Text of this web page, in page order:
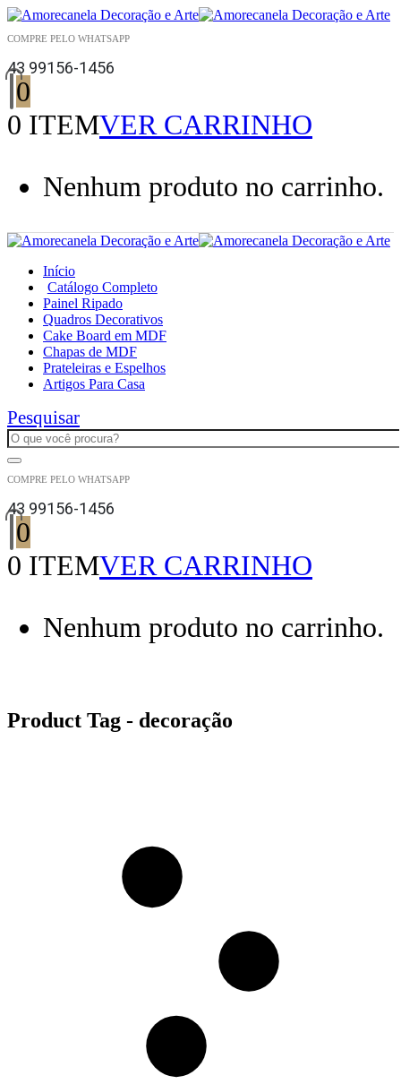
COMPRE PELO WHATSAPP
43 99156-1456
0
0 ITEMVER CARRINHO
Nenhum produto no carrinho.
Início
Catálogo Completo
Painel Ripado
Quadros Decorativos
Cake Board em MDF
Chapas de MDF
Prateleiras e Espelhos
Artigos Para Casa
Pesquisar
COMPRE PELO WHATSAPP
43 99156-1456
0
0 ITEMVER CARRINHO
Nenhum produto no carrinho.
Product Tag - decoração